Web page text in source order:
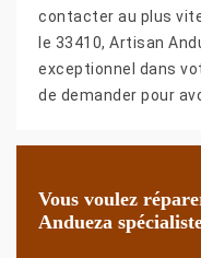
contacter au plus
le 33410, Artisan
exceptionnel dans
de demander pour
Vous voulez
Andueza